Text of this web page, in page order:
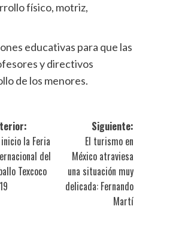
físico, motriz,
educativas para que las
y directivos
de los menores.
la Feria
del
Texcoco
Siguiente:
El turismo en
México atraviesa
una situación muy
delicada: Fernando
Martí